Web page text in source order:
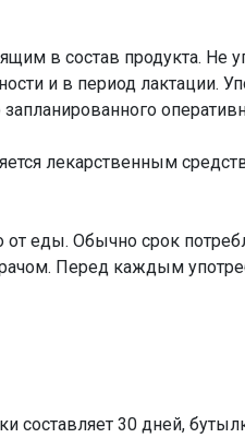
в состав продукта. Не
и в период лактации.
лекарственным
еды. Обычно срок
Перед каждым
составляет 30 дней,